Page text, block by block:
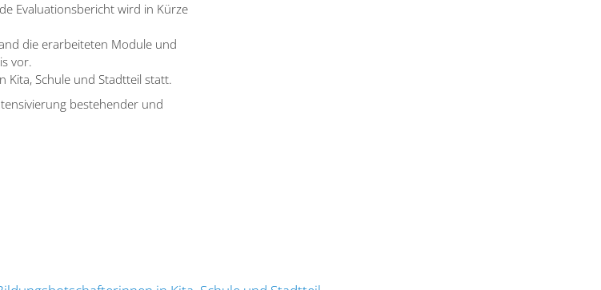
Evalua­ti­ons­be­richt wird in Kürze
die erarbei­teten Module und
vor.
Kita, Schule und Stadtteil statt.
bestehender und